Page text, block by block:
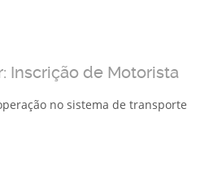
Inscrição de Motorista
no sistema de transporte